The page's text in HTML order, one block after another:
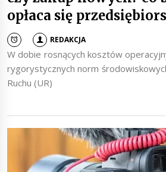
opłaca się
REDAKCJA
W dobie rosnących kosztów
rygorystycznych norm
Ruchu (UR)